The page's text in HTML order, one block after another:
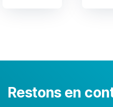
Restons en